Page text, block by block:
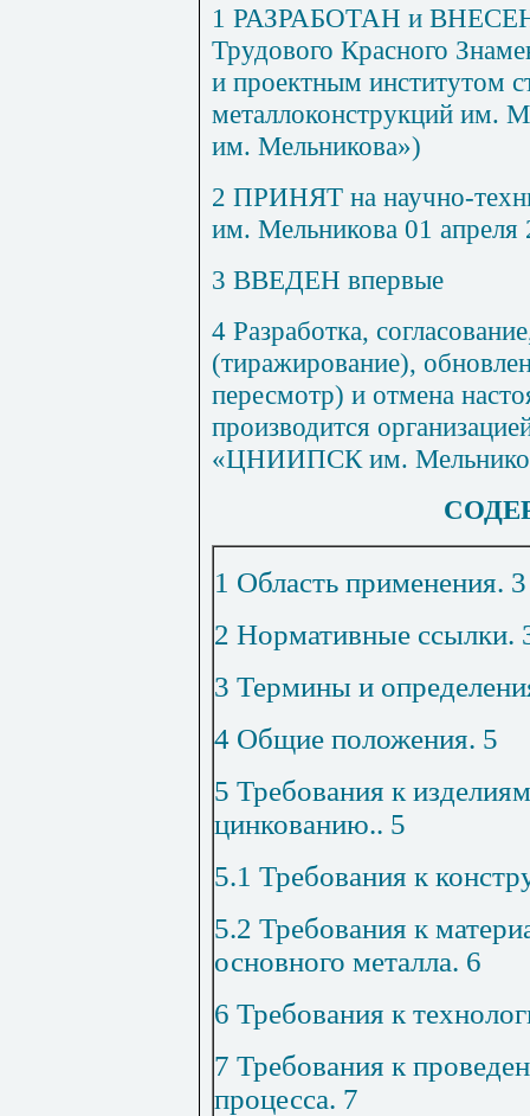
1 РАЗРАБОТАН и ВНЕСЕН
Трудового Красного
и проектным институтом
металлоконструкций
им. Мельникова»)
2 ПРИНЯТ на научно-
им. Мельникова 01 апреля
3 ВВЕДЕН впервые
4 Разработка,
(тиражирование),
пересмотр) и отмена
производится
«ЦНИИПСК им.
1 Область применения. 3
2 Нормативные ссылки.
3 Термины и
4 Общие положения. 5
5 Требования к
цинкованию.. 5
5.1 Требования к
5.2 Требования к
основного металла. 6
6 Требования к
7 Требования к
процесса. 7